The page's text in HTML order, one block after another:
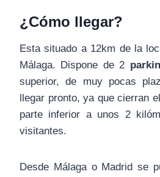
¿Cómo llegar?
Esta situado a 12km de la
Málaga. Dispone de 2
superior, de muy pocas
llegar pronto, ya que cierran
parte inferior a unos 2
visitantes.
Desde Málaga o Madrid se